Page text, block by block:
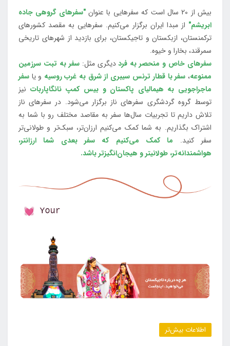
بیش از 20 سال است که سفرهایی با عنوان
"سفرهای گروهی جاده
ابریشم" از مبدا ایران برگزار می‌کنیم. سفرهایی به مقصد کشورهای
ترکمنستان، ازبکستان و تاجیکستان، برای بازدید از شهرهای تاریخی
سمرقند، بخارا و خیوه.
سفرهای خاص و منحصر به فرددیگری مثل:سفر به تبت سرزمین
ممنوعه، سفر با قطار ترنس سیبری از شرق به غرب روسیه و یا سفر
ماجراجویی به هیمالیای پاکستان و بیس کمپ نانگاپاربات نیز
توسط گروه گردشگری سفرهای ناز برگزار می‌شود. در سفرهای ناز
تلاش داریم تا تجربیات سال‌ها سفر به مقاصد مختلف رو با شما به
اشتراک بگذاریم. به شما کمک می‌کنیم ارزان‌تر، سبک‌تر و طولانی‌تر
سفر کنید. ما کمک می‌کنیم که سفر بعدی شما ارزانتر،
هواشمندانه‌تر، طولانی‎تر و هیجان‌انگیزتر باشد.
اطلاعات بیش‌تر